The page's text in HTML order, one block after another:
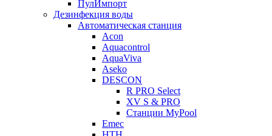
ПулИмпорт
Дезинфекция воды
Автоматическая станция
Acon
Aquacontrol
AquaViva
Aseko
DESCON
R PRO Select
XV S & PRO
Станции MyPool
Emec